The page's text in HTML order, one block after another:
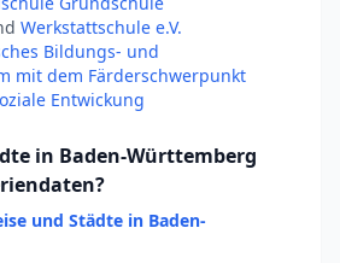
Werkstattschule e.V.
Bildungs- und
mit dem Färderschwerpunkt
Entwickung
in Baden-Württemberg
und Städte in Baden-